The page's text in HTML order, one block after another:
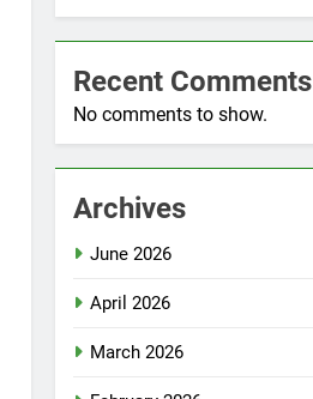
Recent Comments
No comments to show.
Archives
June 2026
April 2026
March 2026